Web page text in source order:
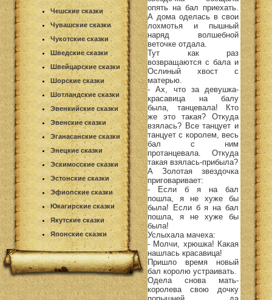
Чешские сказки
Чувашские сказки
Чукотские сказки
Шведские сказки
Швейцарские сказки
Шорские сказки
Шотландские сказки
Эвенкийские сказки
Эвенские сказки
Эганасанские сказки
Энецкие сказки
Эскимосские сказки
Эстонские сказки
Эфиопские сказки
Юкагирские сказки
Якутские сказки
Японские сказки
опять на бал приехать.
А дома оделась в свои
лохмотья и пышный
наряд волшебной
веточке отдала.
Тут как раз
возвращаются с бала и
Ослиный хвост с
матерью.
- Ах, что за девушка-
красавица на балу
была, танцевала! Кто
же это такая? Откуда
взялась? Все танцует и
танцует с королем, весь
бал с ним
протанцевала. Откуда
такая взялась-прибыла?
А Золотая звездочка
приговаривает:
- Если б я на бал
пошла, я не хуже бы
была! Если б я на бал
пошла, я не хуже бы
была!
Услыхала мачеха:
- Молчи, хрюшка! Какая
нашлась красавица!
Пришло время новый
бал королю устраивать.
Одела снова мать-
королева свою дочку